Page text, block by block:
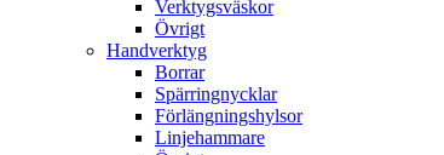
Verktygsväskor
Övrigt
Handverktyg
Borrar
Spärringnycklar
Förlängningshylsor
Linjehammare